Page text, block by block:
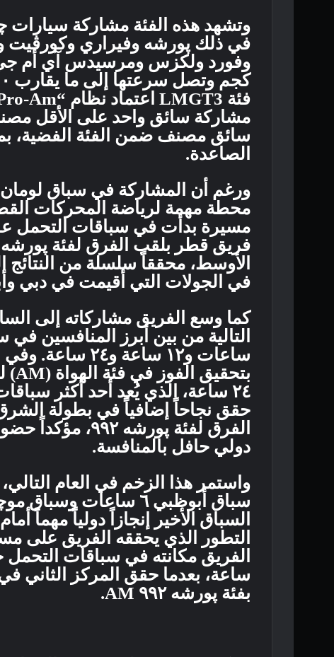
وتشهد هذه الفئة مشاركة سيارات
في ذلك پورشه وفيراري وكورڤيت
مشاركة سائق واحد على الأقل
سائق مصنف ضمن الفئة الفضية،
الصاعدة.
محطة مهمة لرياضة المحركات
الأوسط، محققاً سلسلة من النتائج
في الجولات التي أقيمت في دبي
كما وسع الفريق مشاركاته إلى
التالية من بين أبرز المنافسين
٢٤ ساعة، الذي يُعد أحد أكثر
الفرق لفئة
دولي حافل بالمنافسة.
واستمر هذا الزخم في العام
السباق الأخير إنجازاً دولياً
التطور الذي يحققه الفريق على
بفئة پورشه ٩٩٢ AM.